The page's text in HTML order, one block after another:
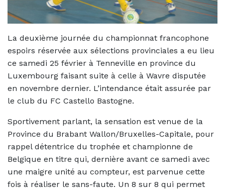
La deuxième journée du championnat francophone
espoirs réservée aux sélections provinciales a eu lieu
ce samedi 25 février à Tenneville en province du
Luxembourg faisant suite à celle à Wavre disputée
en novembre dernier. L’intendance était assurée par
le club du FC Castello Bastogne.
Sportivement parlant, la sensation est venue de la
Province du Brabant Wallon/Bruxelles-Capitale, pour
rappel détentrice du trophée et championne de
Belgique en titre qui, dernière avant ce samedi avec
une maigre unité au compteur, est parvenue cette
fois à réaliser le sans-faute. Un 8 sur 8 qui permet